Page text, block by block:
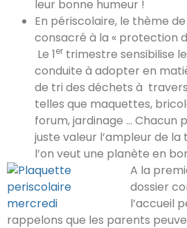
leur bonne humeur !
En périscolaire, le thème
consacré à la « protection
Le 1er trimestre sensibilise
conduite à adopter en
de tri des déchets à
telles que maquettes,
forum, jardinage … Chacun
juste valeur l’ampleur de
l’on veut une planète en
A la
dossier
l’accueil
rappelons que les parents